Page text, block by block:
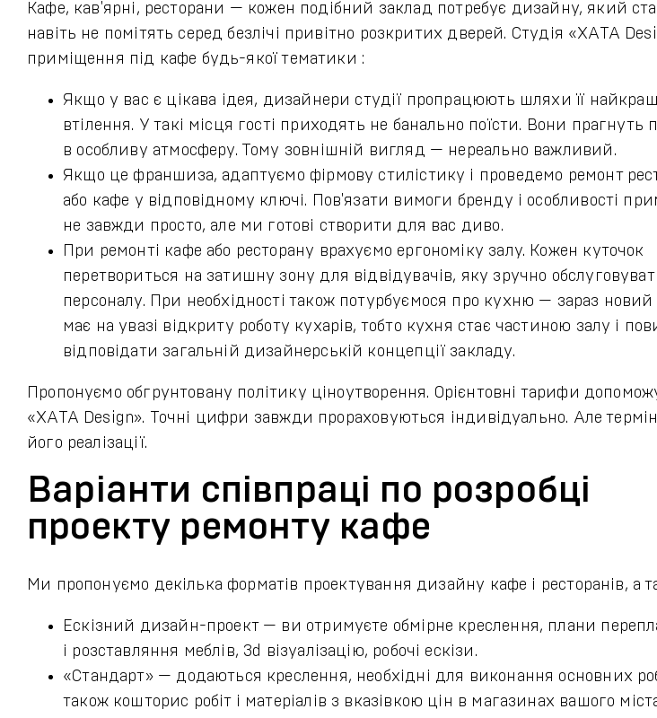
Кафе, кав'ярні, ресторани — кожен подібний заклад потребує дизайну, який
навіть не помітять серед безлічі привітно розкритих дверей. Студія «ХАТА
приміщення під кафе будь-якої тематики :
Якщо у вас є цікава ідея, дизайнери студії пропрацюють шляхи її
втілення. У такі місця гості приходять не банально поїсти. Вони прагнуть
в особливу атмосферу. Тому зовнішній вигляд — нереально важливий.
Якщо це франшиза, адаптуємо фірмову стилістику і проведемо ремонт
або кафе у відповідному ключі. Пов'язати вимоги бренду і особливості
не завжди просто, але ми готові створити для вас диво.
При ремонті кафе або ресторану врахуємо ергономіку залу. Кожен куточок
перетвориться на затишну зону для відвідувачів, яку зручно
персоналу. При необхідності також потурбуємося про кухню — зараз новий
має на увазі відкриту роботу кухарів, тобто кухня стає частиною залу і
відповідати загальній дизайнерській концепції закладу.
Пропонуємо обгрунтовану політику ціноутворення. Орієнтовні тарифи
«ХАТА Design». Точні цифри завжди прораховуються індивідуально. Але
його реалізації.
Варіанти співпраці по розробці
проекту ремонту кафе
Ми пропонуємо декілька форматів проектування дизайну кафе і ресторанів, а
Ескізний дизайн-проект — ви отримуєте обмірне креслення, плани
і розставляння меблів, 3d візуалізацію, робочі ескізи.
«Стандарт» — додаються креслення, необхідні для виконання основних
також кошторис робіт і матеріалів з вказівкою цін в магазинах вашого